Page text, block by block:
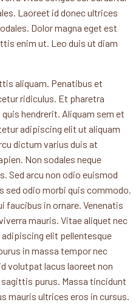
Laoreet id donec ultrices
Dolor magna eget est
enim ut. Leo duis ut diam
aliquam. Penatibus et
ridiculus. Et pharetra
hendrerit. Aliquam sem et
adipiscing elit ut aliquam
dictum varius duis at
Non sodales neque
Sed arcu non odio euismod
sed odio morbi quis commodo.
faucibus in ornare. Venenatis
mauris. Vitae aliquet nec
elit pellentesque
in massa tempor nec
volutpat lacus laoreet non
purus. Massa tincidunt
mauris ultrices eros in cursus.